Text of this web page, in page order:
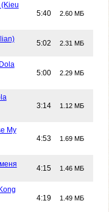
5:40 2.60 МБ
5:02 2.31 МБ
5:00 2.29 МБ
3:14 1.12 МБ
My
4:53 1.69 МБ
4:15 1.46 МБ
4:19 1.49 МБ